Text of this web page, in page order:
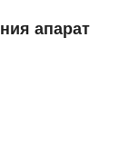
апарат